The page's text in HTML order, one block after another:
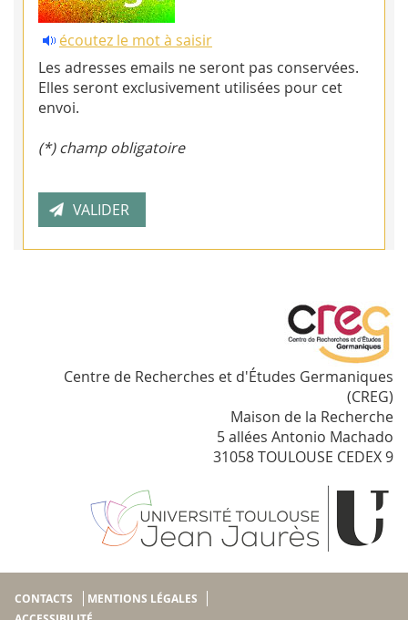
écoutez le mot à saisir
Les adresses emails ne seront pas conservées.
Elles seront exclusivement utilisées pour cet
envoi.
(*) champ obligatoire
Centre de Recherches et d'Études Germaniques
(CREG)
Maison de la Recherche
5 allées Antonio Machado
31058 TOULOUSE CEDEX 9
CONTACTS
MENTIONS LÉGALES